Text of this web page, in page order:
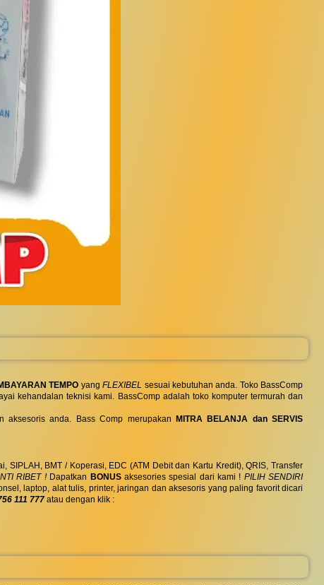
TEMPO yangFLEXIBEL sesuai kebutuhan anda. Toko BassComp
kehandalan teknisi kami. BassComp adalah toko komputer termurah dan
aksesoris anda. Bass Comp merupakan
MITRA BELANJA dan SERVIS
BMT / Koperasi, EDC (ATM Debit dan Kartu Kredit), QRIS, Transfer
RIBET !Dapatkan BONUSaksesories spesial dari kami ! PILIH SENDIRI
laptop, alat tulis, printer, jaringan dan aksesoris yang paling favorit dicari
111 777 atau dengan klik :